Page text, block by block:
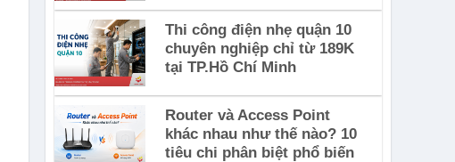
Thi công điện nhẹ quận 10
chuyên nghiệp chỉ từ 189K
tại TP.Hồ Chí Minh
Router và Access Point
khác nhau như thế nào? 10
tiêu chi phân biệt phổ biến